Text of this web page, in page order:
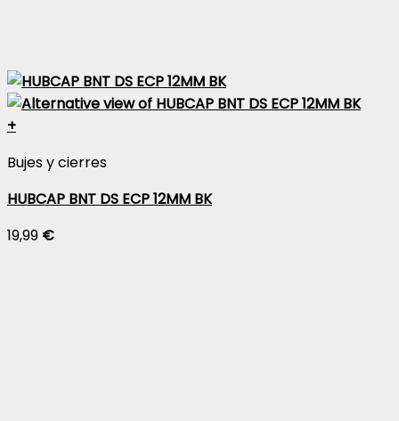
+
Bujes y cierres
HUBCAP BNT DS ECP 12MM BK
19,99 €